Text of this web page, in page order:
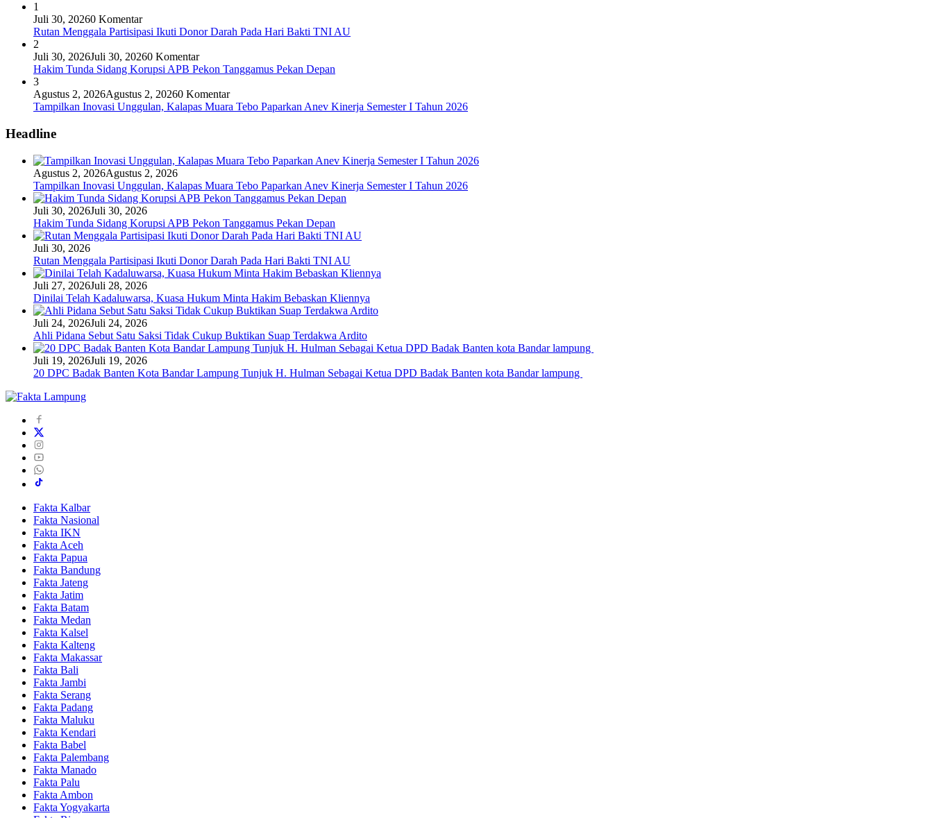
1
Juli 30, 20260 Komentar
Rutan Menggala Partisipasi Ikuti Donor Darah Pada Hari Bakti TNI AU
2
Juli 30, 2026Juli 30, 20260 Komentar
Hakim Tunda Sidang Korupsi APB Pekon Tanggamus Pekan Depan
3
Agustus 2, 2026Agustus 2, 20260 Komentar
Tampilkan Inovasi Unggulan, Kalapas Muara Tebo Paparkan Anev Kinerja Semester I Tahun 2026
Headline
Agustus 2, 2026Agustus 2, 2026
Tampilkan Inovasi Unggulan, Kalapas Muara Tebo Paparkan Anev Kinerja Semester I Tahun 2026
Juli 30, 2026Juli 30, 2026
Hakim Tunda Sidang Korupsi APB Pekon Tanggamus Pekan Depan
Juli 30, 2026
Rutan Menggala Partisipasi Ikuti Donor Darah Pada Hari Bakti TNI AU
Juli 27, 2026Juli 28, 2026
Dinilai Telah Kadaluwarsa, Kuasa Hukum Minta Hakim Bebaskan Kliennya
Juli 24, 2026Juli 24, 2026
Ahli Pidana Sebut Satu Saksi Tidak Cukup Buktikan Suap Terdakwa Ardito
Juli 19, 2026Juli 19, 2026
20 DPC Badak Banten Kota Bandar Lampung Tunjuk H. Hulman Sebagai Ketua DPD Badak Banten kota Bandar lampung
Fakta Kalbar
Fakta Nasional
Fakta IKN
Fakta Aceh
Fakta Papua
Fakta Bandung
Fakta Jateng
Fakta Jatim
Fakta Batam
Fakta Medan
Fakta Kalsel
Fakta Kalteng
Fakta Makassar
Fakta Bali
Fakta Jambi
Fakta Serang
Fakta Padang
Fakta Maluku
Fakta Kendari
Fakta Babel
Fakta Palembang
Fakta Manado
Fakta Palu
Fakta Ambon
Fakta Yogyakarta